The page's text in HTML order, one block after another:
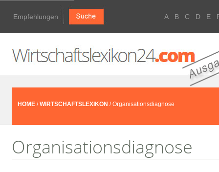
Empfehlungen A B C D E
HOME /WIRTSCHAFTSLEXIKON / Organisationsdiagnose
Organisationsdiagnose